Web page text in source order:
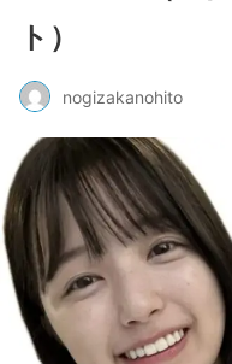
ト）
nogizakanohito